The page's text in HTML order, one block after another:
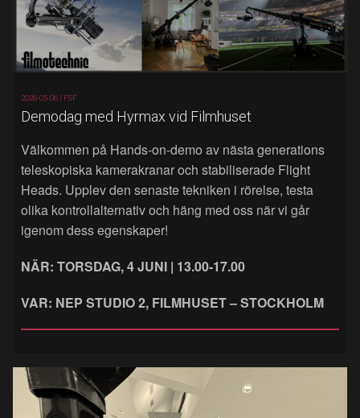
2026-05-06 | FSF
Demodag med Hyrmax vid Filmhuset
Välkommen på Hands‑on‑demo av nästa generations
teleskopiska kamerakranar och stabiliserade Flight
Heads. Upplev den senaste tekniken i rörelse, testa
olika kontrollalternativ och häng med oss när vi går
igenom dess egenskaper!
NÄR: TORSDAG, 4 JUNI | 13.00-17.00
VAR: NEP STUDIO 2, FILMHUSET – STOCKHOLM